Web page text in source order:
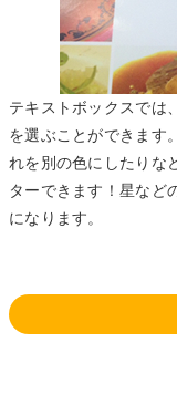
テキストボックスでは
を選ぶことができます
れを別の色にしたりな
ターできます！星など
になります。